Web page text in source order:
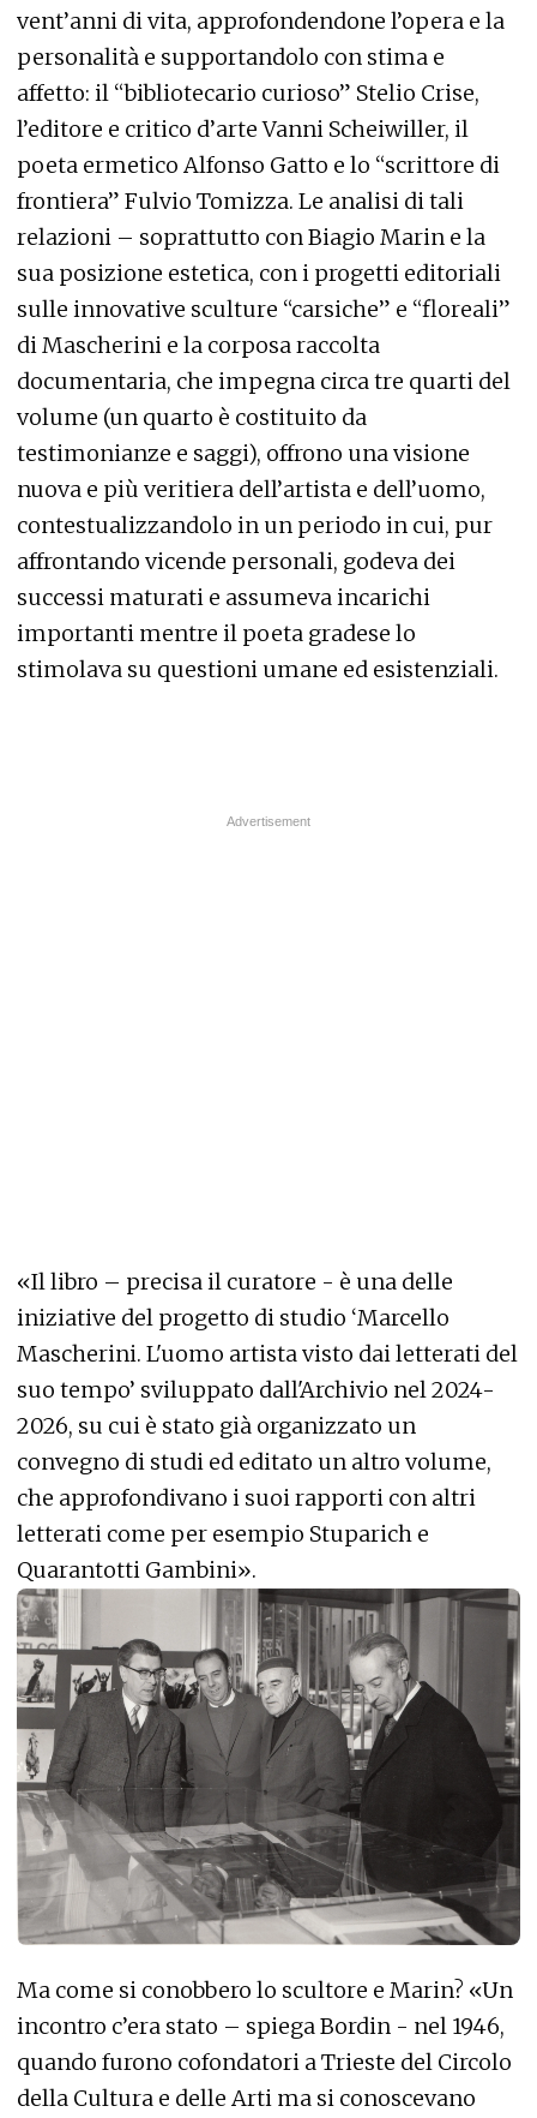
vent’anni di vita, approfondendone l’opera e la
personalità e supportandolo con stima e
affetto: il “bibliotecario curioso” Stelio Crise,
l’editore e critico d’arte Vanni Scheiwiller, il
poeta ermetico Alfonso Gatto e lo “scrittore di
frontiera” Fulvio Tomizza. Le analisi di tali
relazioni – soprattutto con Biagio Marin e la
sua posizione estetica, con i progetti editoriali
sulle innovative sculture “carsiche” e “floreali”
di Mascherini e la corposa raccolta
documentaria, che impegna circa tre quarti del
volume (un quarto è costituito da
testimonianze e saggi), offrono una visione
nuova e più veritiera dell’artista e dell’uomo,
contestualizzandolo in un periodo in cui, pur
affrontando vicende personali, godeva dei
successi maturati e assumeva incarichi
importanti mentre il poeta gradese lo
stimolava su questioni umane ed esistenziali.
«Il libro – precisa il curatore - è una delle
iniziative del progetto di studio ‘Marcello
Mascherini. L'uomo artista visto dai letterati del
suo tempo’ sviluppato dall'Archivio nel 2024-
2026, su cui è stato già organizzato un
convegno di studi ed editato un altro volume,
che approfondivano i suoi rapporti con altri
letterati come per esempio Stuparich e
Quarantotti Gambini».
Ma come si conobbero lo scultore e Marin? «Un
incontro c’era stato – spiega Bordin - nel 1946,
quando furono cofondatori a Trieste del Circolo
della Cultura e delle Arti ma si conoscevano